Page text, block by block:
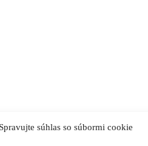
Spravujte súhlas so súbormi cookie